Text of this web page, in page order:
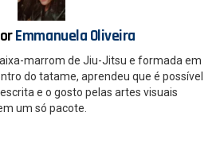
Emmanuela Oliveira
marrom de Jiu-Jitsu e formada em
do tatame, aprendeu que é possível
e o gosto pelas artes visuais
um só pacote.